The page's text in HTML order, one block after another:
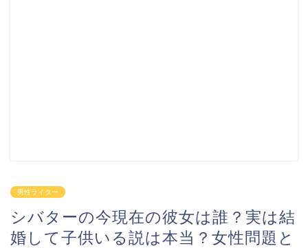
男性ライター
シバターの今現在の彼女は誰？実は結
婚して子供いる説は本当？女性問題と